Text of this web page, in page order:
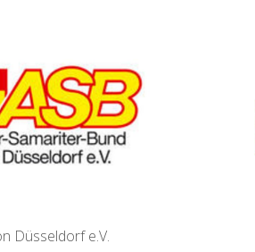
Düsseldorf e.V.